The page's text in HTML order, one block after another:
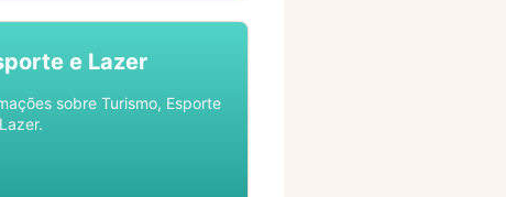
e Lazer
sobre Turismo, Esporte